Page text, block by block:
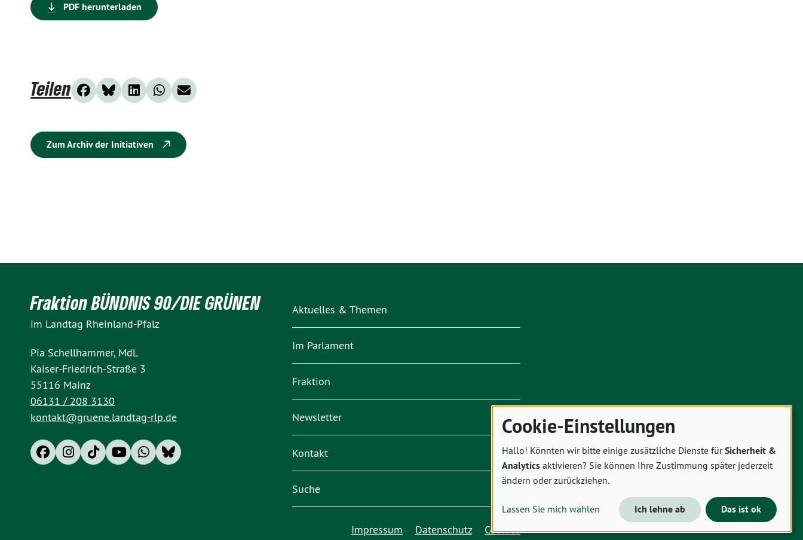
PDF herunterladen
Teilen
Zum Archiv der Initiativen
Fraktion BÜNDNIS 90/DIE GRÜNEN
im Landtag Rheinland-Pfalz
Pia Schellhammer, MdL
Kaiser-Friedrich-Straße 3
55116 Mainz
06131 / 208 3130
kontakt@gruene.landtag-rlp.de
Aktuelles & Themen
Im Parlament
Fraktion
Newsletter
Kontakt
Suche
Impressum Datenschutz Cookies
Cookie-Einstellungen
Hallo! Könnten wir bitte einige zusätzliche Dienste fürSicherheit &
Analytics aktivieren? Sie können Ihre Zustimmung später jederzeit
ändern oder zurückziehen.
Lassen Sie mich wählen Ich lehne ab Das ist ok